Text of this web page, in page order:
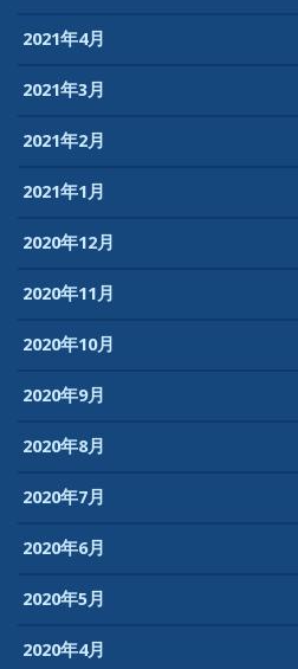
2021年4月
2021年3月
2021年2月
2021年1月
2020年12月
2020年11月
2020年10月
2020年9月
2020年8月
2020年7月
2020年6月
2020年5月
2020年4月